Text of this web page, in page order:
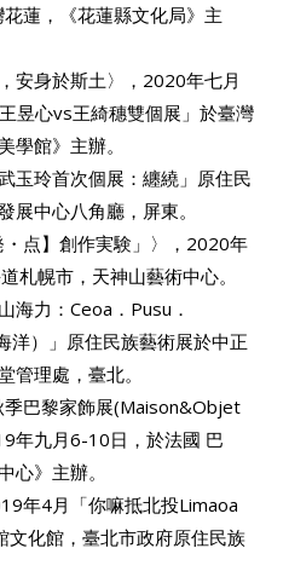
蓮，《花蓮縣文化局》主
安身於斯土〉，2020年七月
昱心vs王綺穗雙個展」於臺灣
學館》主辦。
玉玲首次個展：纏繞」原住民
展中心八角廳，屏東。
点】創作実験」〉，2020年
札幌市，天神山藝術中心。
海力：Ceoa．Pusu．
洋）」原住民族藝術展於中正
管理處，臺北。
巴黎家飾展(Maison&Objet
年九月6-10日，於法國 巴
心》主辦。
年4月「你嘛抵北投Limaoa
化館，臺北市政府原住民族